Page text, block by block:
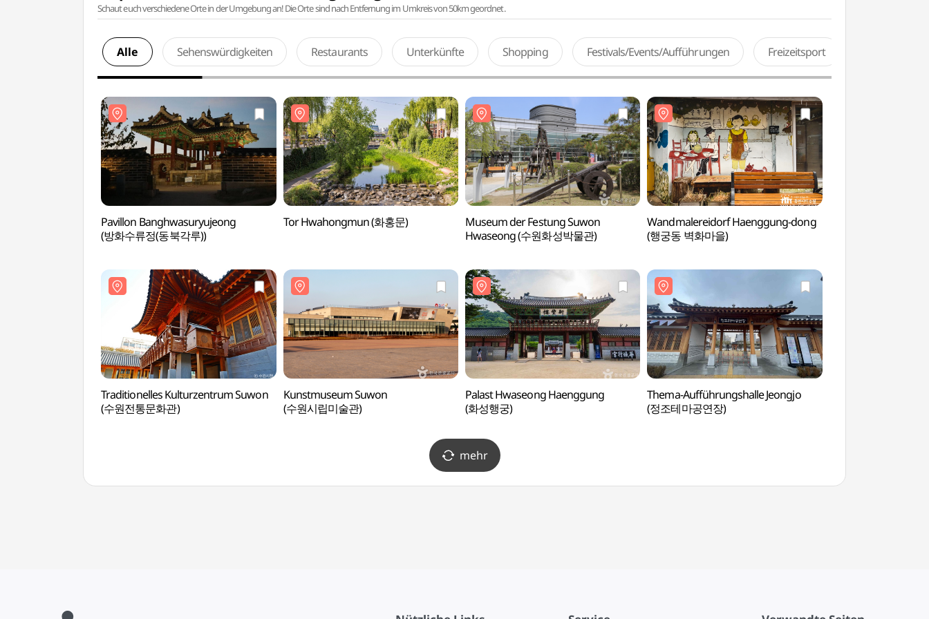
Schaut euch verschiedene Orte in der Umgebung an! Die Orte sind nach Entfernung im Umkreis von 50km geordnet.
Alle Sehenswürdigkeiten Restaurants Unterkünfte Shopping Festivals/Events/Aufführungen Freizeitsport
Pavillon Banghwasuryujeong
(방화수류정(동북각루))
Tor Hwahongmun (화홍문)
Museum der Festung Suwon
Hwaseong (수원화성박물관)
Wandmalereidorf Haenggung-dong
(행궁동 벽화마을)
Traditionelles Kulturzentrum Suwon
(수원전통문화관)
Kunstmuseum Suwon
(수원시립미술관)
Palast Hwaseong Haenggung
(화성행궁)
Thema-Aufführungshalle Jeongjo
(정조테마공연장)
mehr